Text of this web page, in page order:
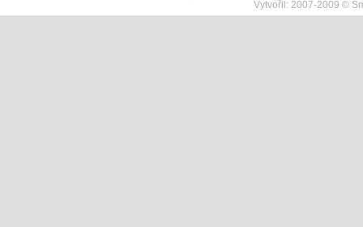
Vytvořil: 2007-2009 ©